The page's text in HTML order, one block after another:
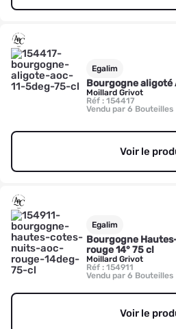
Egalim
Bourgogne aligoté
Moillard Grivot
Réf : 154417
Vendu par 6 Bouteilles
Voir le
Egalim
Bourgogne
rouge 14° 75 cl
Moillard Grivot
Réf : 154911
Vendu par 6 Bouteilles
Voir le